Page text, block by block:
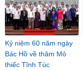
Kỷ niệm 60 năm ngày
Bác Hồ về thăm Mỏ
thiếc Tĩnh Túc